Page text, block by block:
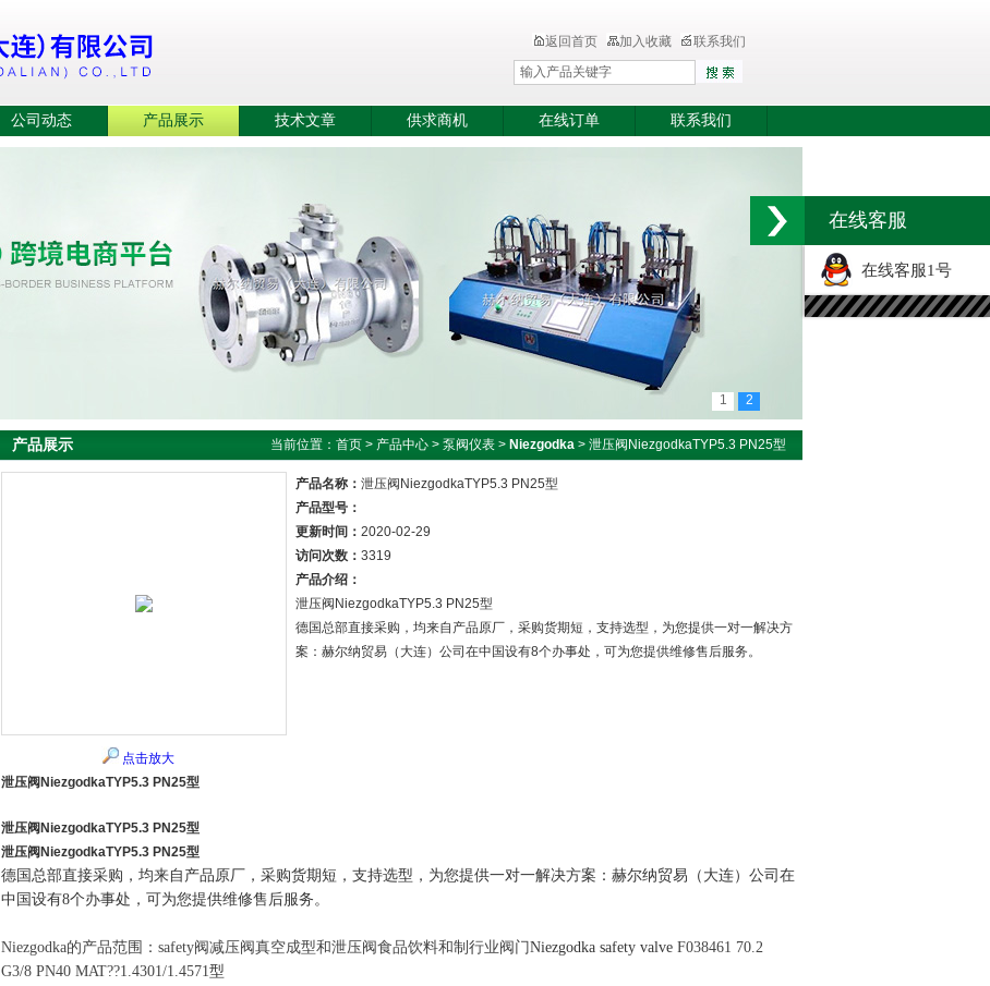
返回首页 加入收藏 联系我们
公司动态 产品展示 技术文章 供求商机 在线订单 联系我们
1 2
产品展示 当前位置： 首页 > 产品中心 > 泵阀仪表 > Niezgodka > 泄压阀NiezgodkaTYP5.3 PN25型
点击放大
产品名称： 泄压阀NiezgodkaTYP5.3 PN25型
产品型号：
更新时间： 2020-02-29
访问次数： 3319
产品介绍：
泄压阀NiezgodkaTYP5.3 PN25型
德国总部直接采购，均来自产品原厂，采购货期短，支持选型，为您提供一对一解决方
案：赫尔纳贸易（大连）公司在中国设有8个办事处，可为您提供维修售后服务。
泄压阀NiezgodkaTYP5.3 PN25型
泄压阀NiezgodkaTYP5.3 PN25型
泄压阀NiezgodkaTYP5.3 PN25型
德国总部直接采购，均来自产品原厂，采购货期短，支持选型，为您提供一对一解决方案：赫尔纳贸易（大连）公司在
中国设有8个办事处，可为您提供维修售后服务。
Niezgodka的产品范围：safety阀减压阀真空成型和泄压阀食品饮料和制行业阀门Niezgodka safety valve F038461 70.2
G3/8 PN40 MAT??1.4301/1.4571型
在线客服
在线客服1号